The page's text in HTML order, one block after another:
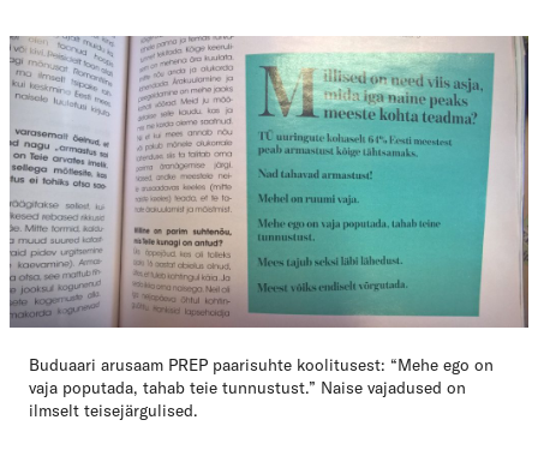
Buduaari arusaam PREP paarisuhte koolitusest: “Mehe ego on
vaja poputada, tahab teie tunnustust.” Naise vajadused on
ilmselt teisejärgulised.